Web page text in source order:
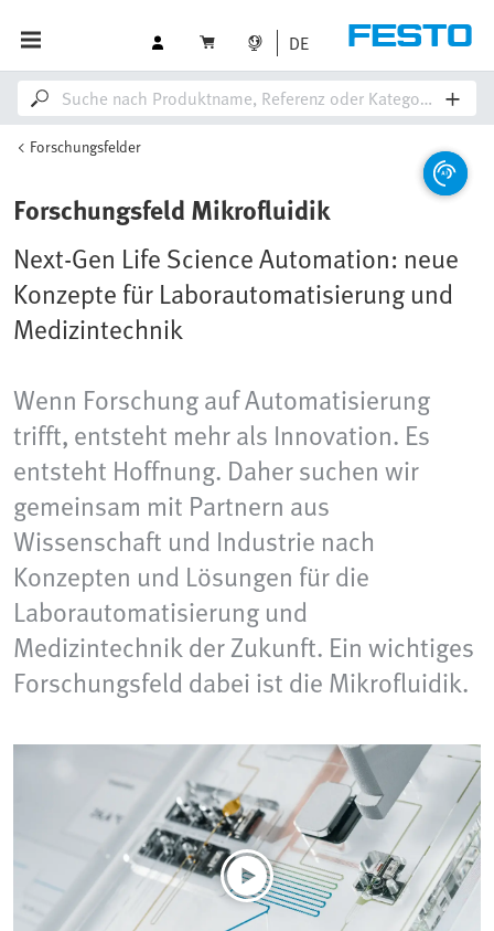
DE
Forschungsfelder
Forschungsfeld Mikrofluidik
Next-Gen Life Science Automation: neue
Konzepte für Laborautomatisierung und
Medizintechnik
Wenn Forschung auf Automatisierung
trifft, entsteht mehr als Innovation. Es
entsteht Hoffnung. Daher suchen wir
gemeinsam mit Partnern aus
Wissenschaft und Industrie nach
Konzepten und Lösungen für die
Laborautomatisierung und
Medizintechnik der Zukunft. Ein wichtiges
Forschungsfeld dabei ist die Mikrofluidik.